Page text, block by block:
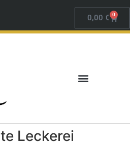
0,00 € 0
Leckerei